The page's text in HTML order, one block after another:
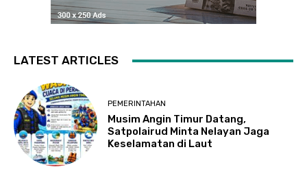
LATEST ARTICLES
PEMERINTAHAN
Musim Angin Timur Datang,
Satpolairud Minta Nelayan Jaga
Keselamatan di Laut